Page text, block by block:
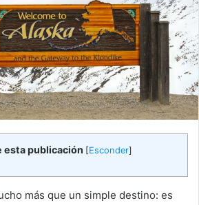
esta publicación [Esconder]
más que un simple destino: es